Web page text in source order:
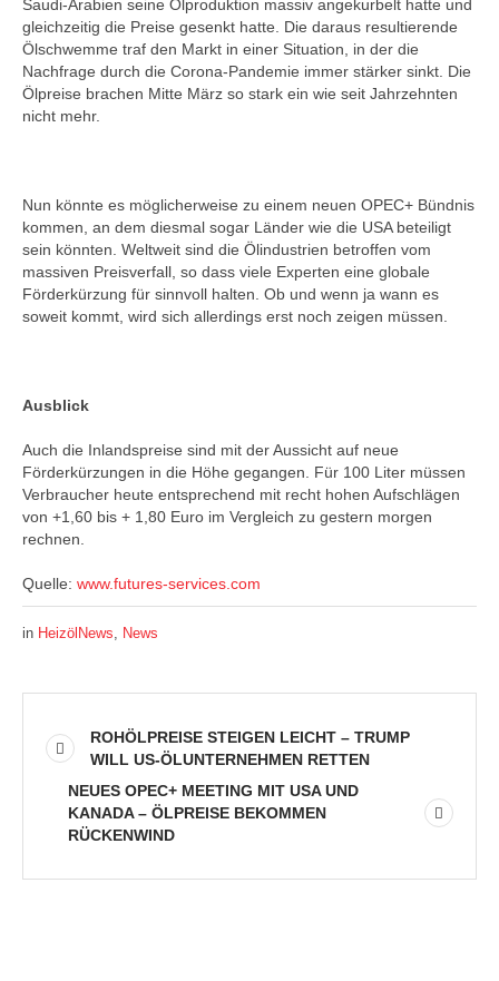
Saudi-Arabien seine Ölproduktion massiv angekurbelt hatte und
gleichzeitig die Preise gesenkt hatte. Die daraus resultierende
Ölschwemme traf den Markt in einer Situation, in der die
Nachfrage durch die Corona-Pandemie immer stärker sinkt. Die
Ölpreise brachen Mitte März so stark ein wie seit Jahrzehnten
nicht mehr.
Nun könnte es möglicherweise zu einem neuen OPEC+ Bündnis
kommen, an dem diesmal sogar Länder wie die USA beteiligt
sein könnten. Weltweit sind die Ölindustrien betroffen vom
massiven Preisverfall, so dass viele Experten eine globale
Förderkürzung für sinnvoll halten. Ob und wenn ja wann es
soweit kommt, wird sich allerdings erst noch zeigen müssen.
Ausblick
Auch die Inlandspreise sind mit der Aussicht auf neue
Förderkürzungen in die Höhe gegangen. Für 100 Liter müssen
Verbraucher heute entsprechend mit recht hohen Aufschlägen
von +1,60 bis + 1,80 Euro im Vergleich zu gestern morgen
rechnen.
Quelle: www.futures-services.com
in HeizölNews, News
ROHÖLPREISE STEIGEN LEICHT – TRUMP
WILL US-ÖLUNTERNEHMEN RETTEN
NEUES OPEC+ MEETING MIT USA UND
KANADA – ÖLPREISE BEKOMMEN
RÜCKENWIND